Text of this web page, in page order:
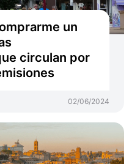
un
circulan por
02/06/2024